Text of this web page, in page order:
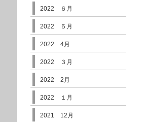
2022 ６月
2022 ５月
2022 4月
2022 ３月
2022 2月
2022 １月
2021 12月